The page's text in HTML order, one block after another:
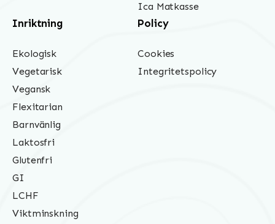
Ica Matkasse
Inriktning
Ekologisk
Vegetarisk
Vegansk
Flexitarian
Barnvänlig
Laktosfri
Glutenfri
GI
LCHF
Viktminskning
Policy
Cookies
Integritetspolicy